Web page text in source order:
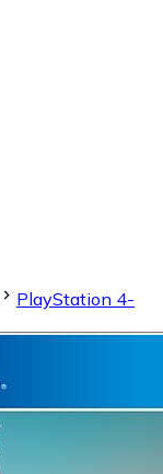
PlayStation 4-